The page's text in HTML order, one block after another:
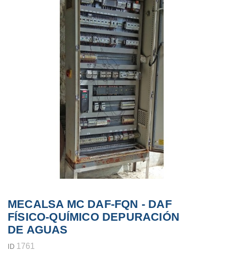
MECALSA MC DAF-FQN - DAF
FÍSICO-QUÍMICO DEPURACIÓN
DE AGUAS
ID 1761